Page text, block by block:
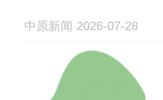
中原新闻 2026-07-28